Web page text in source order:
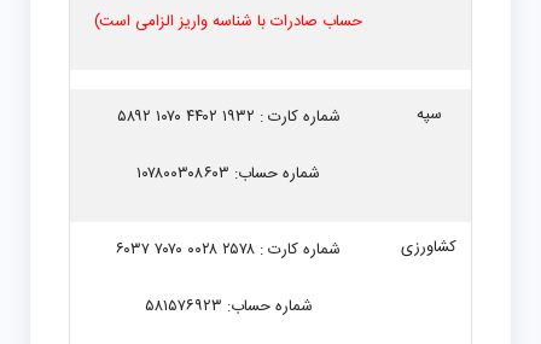
حساب صادرات با شناسه واریز الزامی است)
سپه شماره کارت : ۱۹۳۲ ۴۴۰۲ ۱۰۷۰ ۵۸۹۲
شماره حساب: ۱۰۷۸۰۰۳۰۸۶۰۳
کشاورزی شماره کارت : ۲۵۷۸ ۰۰۲۸ ۷۰۷۰ ۶۰۳۷
شماره حساب: ۵۸۱۵۷۶۹۲۳